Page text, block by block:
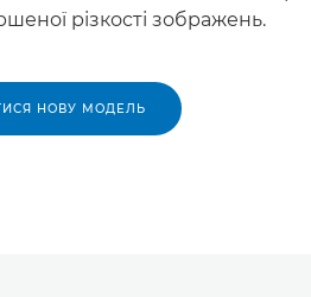
різкості зображень.
НОВУ МОДЕЛЬ